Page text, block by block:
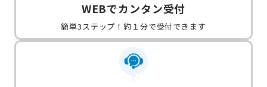
WEBでカンタン受付
簡単3ステップ！約１分で受付できます